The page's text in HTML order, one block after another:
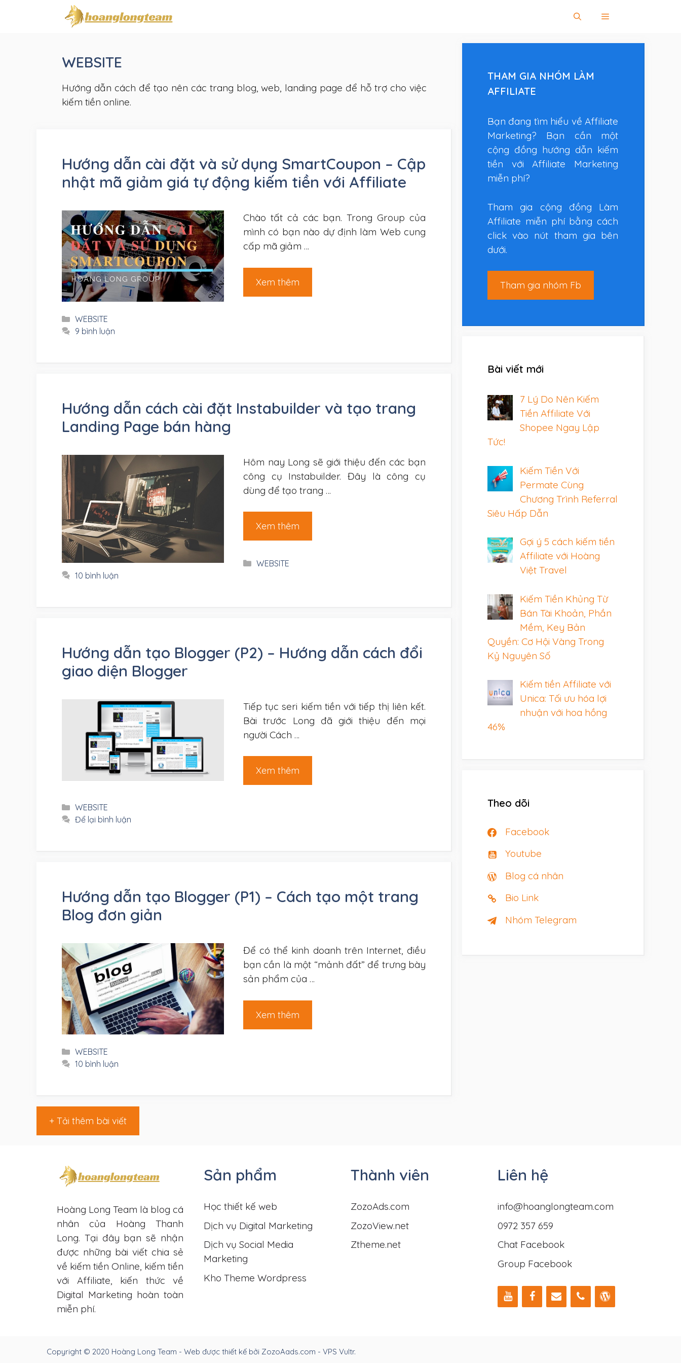
WEBSITE
Hướng dẫn cách để tạo nên các trang blog, web, landing page để hỗ trợ cho việc
kiếm tiền online.
Hướng dẫn cài đặt và sử dụng SmartCoupon – Cập
nhật mã giảm giá tự động kiếm tiền với Affiliate
Chào tất cả các bạn. Trong Group của
mình có bạn nào dự định làm Web cung
cấp mã giảm …
Xem thêm
Danh
mục
WEBSITE
9 bình luận
Hướng dẫn cách cài đặt Instabuilder và tạo trang
Landing Page bán hàng
Hôm nay Long sẽ giới thiệu đến các bạn
công cụ Instabuilder. Đây là công cụ
dùng để tạo trang …
Xem thêm
Danh
WEBSITE
10 bình luận
Hướng dẫn tạo Blogger (P2) – Hướng dẫn cách đổi
giao diện Blogger
Tiếp tục seri kiếm tiền với tiếp thị liên kết.
Bài trước Long đã giới thiệu đến mọi
người Cách …
Xem thêm
Danh
mục
WEBSITE
Để lại bình luận
Hướng dẫn tạo Blogger (P1) – Cách tạo một trang
Blog đơn giản
Để có thể kinh doanh trên Internet, điều
bạn cần là một “mảnh đất” để trưng bày
sản phẩm của …
Xem thêm
Danh
mục
WEBSITE
10 bình luận
+ Tải thêm bài viết
THAM GIA NHÓM LÀM
AFFILIATE
Bạn đang tìm hiểu về Affiliate
Marketing? Bạn cần một
cộng đồng hướng dẫn kiếm
tiền với Affiliate Marketing
miễn phí?
Tham gia cộng đồng Làm
Affiliate miễn phí bằng cách
click vào nút tham gia bên
dưới.
Tham gia nhóm Fb
Bài viết mới
7 Lý Do Nên Kiếm
Tiền Affiliate Với
Shopee Ngay Lập
Tức!
Kiếm Tiền Với
Permate Cùng
Chương Trình Referral
Siêu Hấp Dẫn
Gợi ý 5 cách kiếm tiền
Affiliate với Hoàng
Việt Travel
Kiếm Tiền Khủng Từ
Bán Tài Khoản, Phần
Mềm, Key Bản
Quyền: Cơ Hội Vàng Trong
Kỷ Nguyên Số
Kiếm tiền Affiliate với
Unica: Tối ưu hóa lợi
nhuận với hoa hồng
46%
Theo dõi
Facebook
Youtube
Blog cá nhân
Bio Link
Nhóm Telegram
Hoàng Long Team là blog cá
nhân của Hoàng Thanh
Long. Tại đây bạn sẽ nhận
được những bài viết chia sẻ
về kiếm tiền Online, kiếm tiền
với Affiliate, kiến thức về
Digital Marketing hoàn toàn
miễn phí.
Sản phẩm
Học thiết kế web
Dịch vụ Digital Marketing
Dịch vụ Social Media
Marketing
Kho Theme Wordpress
Thành viên
ZozoAds.com
ZozoView.net
Ztheme.net
Liên hệ
info@hoanglongteam.com
0972 357 659
Chat Facebook
Group Facebook
Copyright © 2020 Hoàng Long Team - Web được thiết kế bởi ZozoAads.com - VPS Vultr.